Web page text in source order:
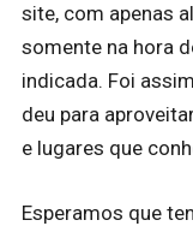
site, com apenas
somente na hora
indicada. Foi
deu para
e lugares que
Esperamos que